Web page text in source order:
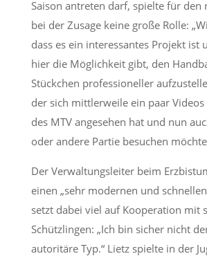
Saison antreten darf, spielte für den
bei der Zusage keine große Rolle:
dass es ein interessantes Projekt ist
hier die Möglichkeit gibt, den
Stückchen professioneller
der sich mittlerweile ein paar Videos
des MTV angesehen hat und nun
oder andere Partie besuchen
Der Verwaltungsleiter beim
einen „sehr modernen und
setzt dabei viel auf Kooperation mit
Schützlingen: „Ich bin sicher nicht
autoritäre Typ.“ Lietz spielte in der